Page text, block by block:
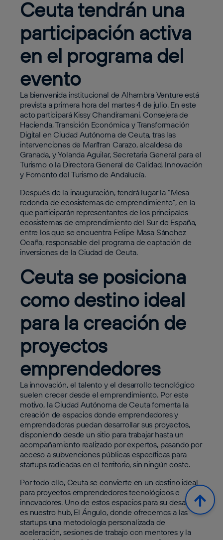
Ceuta tendrán una
participación activa
en el programa del
evento
La bienvenida institucional de Alhambra Venture está
prevista a primera hora del martes 4 de julio. En este
acto participará Kissy Chandiramani, Consejera de
Hacienda, Transición Económica y Transformación
Digital en Ciudad Autónoma de Ceuta, tras las
intervenciones de Marífran Carazo, alcaldesa de
Granada, y Yolanda Aguilar, Secretaria General para el
Turismo o la Directora General de Calidad, Innovación
y Fomento del Turismo de Andalucía.
Después de la inauguración, tendrá lugar la “Mesa
redonda de ecosistemas de emprendimiento”, en la
que participarán representantes de los principales
ecosistemas de emprendimiento del Sur de España,
entre los que se encuentra Felipe Masa Sánchez
Ocaña, responsable del programa de captación de
inversiones de la Ciudad de Ceuta.
Ceuta se posiciona
como destino ideal
para la creación de
proyectos
emprendedores
La innovación, el talento y el desarrollo tecnológico
suelen crecer desde el emprendimiento. Por este
motivo, la Ciudad Autónoma de Ceuta fomenta la
creación de espacios donde emprendedores y
emprendedoras puedan desarrollar sus proyectos,
disponiendo desde un sitio para trabajar hasta un
acompañamiento realizado por expertos, pasando por
acceso a subvenciones públicas específicas para
startups radicadas en el territorio, sin ningún coste.
Por todo ello, Ceuta se convierte en un destino ideal
para proyectos emprendedores tecnológicos e
innovadores. Uno de estos espacios para su desarrollo
es nuestro hub, El Ángulo, donde ofrecemos a las
startups una metodología personalizada de
aceleración, sesiones de trabajo con mentores y la